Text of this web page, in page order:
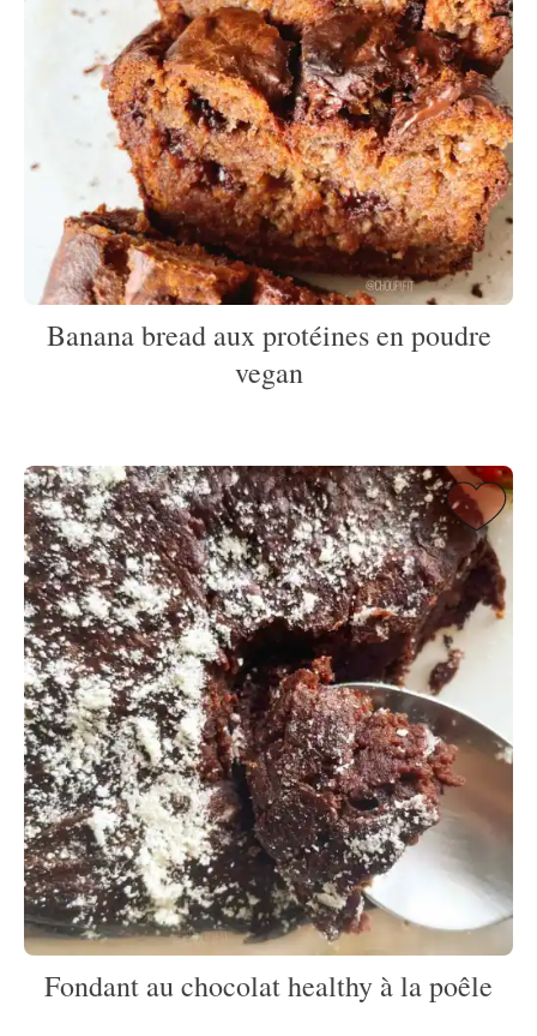
Banana bread aux protéines en poudre
vegan
Fondant au chocolat healthy à la poêle